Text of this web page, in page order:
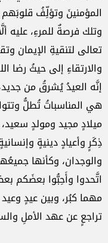
المؤمنينَ وتؤلِّفُ
‏وتلك فرصةٌ للمرءِ، عليه
تعالى لتنقيةِ الإيمان
والارتقاءِ إلى حيثُ رضا
إنَّه العيدُ يُشرقُ من
هي المناسباتُ تُطلُّ
ميلادٍ مجيد ومولدٍ
ذِكَرٍ وأعيادٍ دينيةٍ
والوجدان، وكأنها
اتَّحدوا وأَحِبُّوا بعضَكم
‏مهما كبُر، وبين عيدٍ
تراجعٍ عن عهد الأملِ